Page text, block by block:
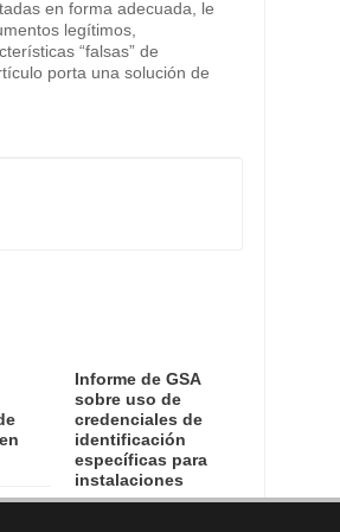
en forma adecuada, le
legítimos,
“falsas” de
porta una solución de
Informe de GSA
sobre uso de
credenciales de
identificación
específicas para
instalaciones